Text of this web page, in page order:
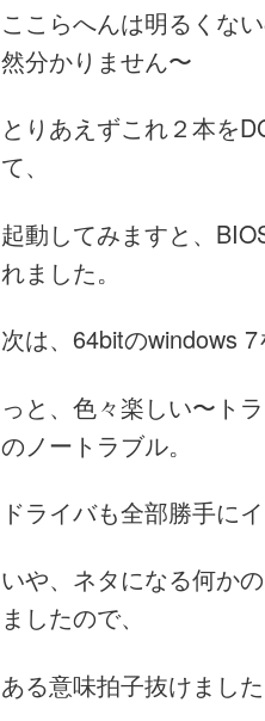
ここらへんは明るくな
然分かりません〜
とりあえずこれ２本を
て、
起動してみますと、
れました。
次は、64bitのwindows
っと、色々楽しい〜ト
のノートラブル。
ドライバも全部勝手に
いや、ネタになる何か
ましたので、
ある意味拍子抜けまし